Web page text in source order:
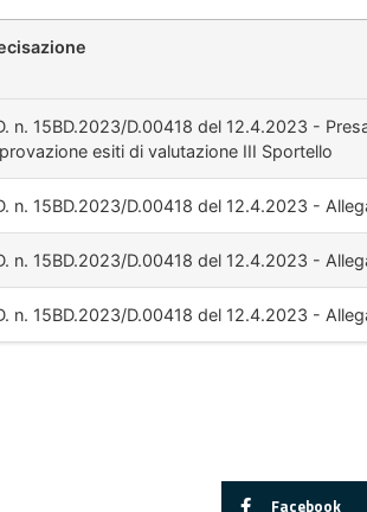
n. 15BD.2023/D.00418 del 12.4.2023 -
esiti di valutazione III Sportello
n. 15BD.2023/D.00418 del 12.4.2023 -
n. 15BD.2023/D.00418 del 12.4.2023 -
n. 15BD.2023/D.00418 del 12.4.2023 -
Facebook